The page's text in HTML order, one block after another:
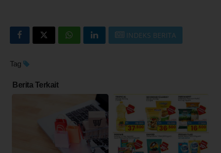
INDEKS BERITA
Tag
Berita Terkait